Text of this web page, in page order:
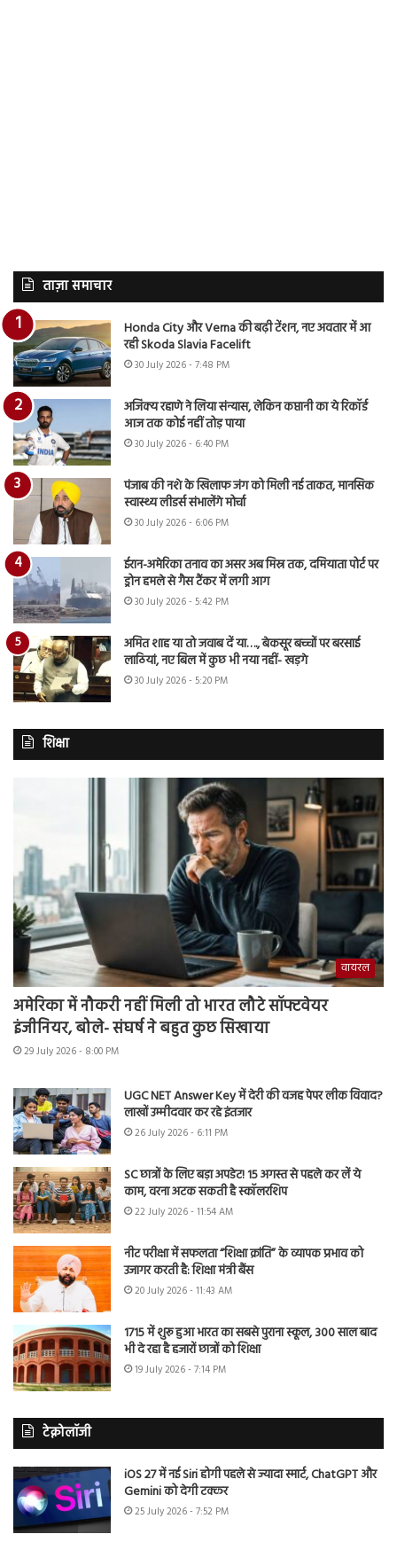
ताज़ा समाचार
Honda City और Verna की बढ़ी टेंशन, नए अवतार में आ
रही Skoda Slavia Facelift
30 July 2026 - 7:48 PM
अजिंक्य रहाणे ने लिया संन्यास, लेकिन कप्तानी का ये रिकॉर्ड
आज तक कोई नहीं तोड़ पाया
30 July 2026 - 6:40 PM
पंजाब की नशे के खिलाफ जंग को मिली नई ताकत, मानसिक
स्वास्थ्य लीडर्स संभालेंगे मोर्चा
30 July 2026 - 6:06 PM
ईरान-अमेरिका तनाव का असर अब मिस्र तक, दमियाता पोर्ट पर
ड्रोन हमले से गैस टैंकर में लगी आग
30 July 2026 - 5:42 PM
अमित शाह या तो जवाब दें या…., बेकसूर बच्चों पर बरसाई
लाठियां, नए बिल में कुछ भी नया नहीं- खड़गे
30 July 2026 - 5:20 PM
शिक्षा
वायरल
अमेरिका में नौकरी नहीं मिली तो भारत लौटे सॉफ्टवेयर
इंजीनियर, बोले- संघर्ष ने बहुत कुछ सिखाया
29 July 2026 - 8:00 PM
UGC NET Answer Key में देरी की वजह पेपर लीक विवाद?
लाखों उम्मीदवार कर रहे इंतजार
26 July 2026 - 6:11 PM
SC छात्रों के लिए बड़ा अपडेट! 15 अगस्त से पहले कर लें ये
काम, वरना अटक सकती है स्कॉलरशिप
22 July 2026 - 11:54 AM
नीट परीक्षा में सफलता “शिक्षा क्रांति” के व्यापक प्रभाव को
उजागर करती है: शिक्षा मंत्री बैंस
20 July 2026 - 11:43 AM
1715 में शुरू हुआ भारत का सबसे पुराना स्कूल, 300 साल बाद
भी दे रहा है हजारों छात्रों को शिक्षा
19 July 2026 - 7:14 PM
टेक्नोलॉजी
iOS 27 में नई Siri होगी पहले से ज्यादा स्मार्ट, ChatGPT और
Gemini को देगी टक्कर
25 July 2026 - 7:52 PM